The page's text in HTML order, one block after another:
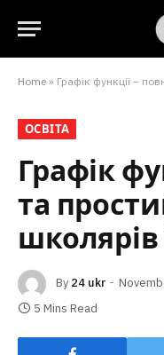
Home » Графік функції –
ОСВІТА
Графік
та
школярів
By 24 ukr
5 Mins Read